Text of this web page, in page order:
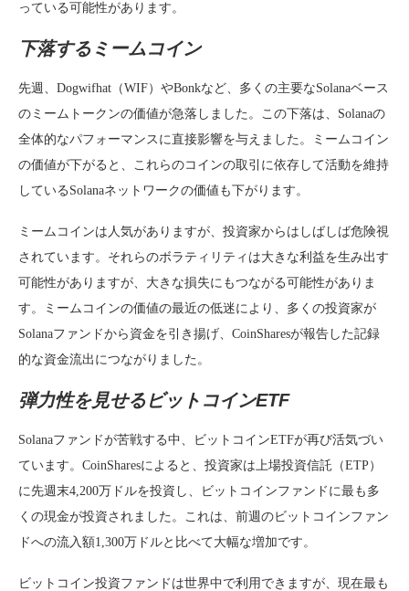
っている可能性があります。
下落するミームコイン
先週、Dogwifhat（WIF）やBonkなど、多くの主要なSolanaベース
のミームトークンの価値が急落しました。この下落は、Solanaの
全体的なパフォーマンスに直接影響を与えました。ミームコイン
の価値が下がると、これらのコインの取引に依存して活動を維持
しているSolanaネットワークの価値も下がります。
ミームコインは人気がありますが、投資家からはしばしば危険視
されています。それらのボラティリティは大きな利益を生み出す
可能性がありますが、大きな損失にもつながる可能性がありま
す。ミームコインの価値の最近の低迷により、多くの投資家が
Solanaファンドから資金を引き揚げ、CoinSharesが報告した記録
的な資金流出につながりました。
弾力性を見せるビットコインETF
Solanaファンドが苦戦する中、ビットコインETFが再び活気づい
ています。CoinSharesによると、投資家は上場投資信託（ETP）
に先週末4,200万ドルを投資し、ビットコインファンドに最も多
くの現金が投資されました。これは、前週のビットコインファン
ドへの流入額1,300万ドルと比べて大幅な増加です。
ビットコイン投資ファンドは世界中で利用できますが、現在最も